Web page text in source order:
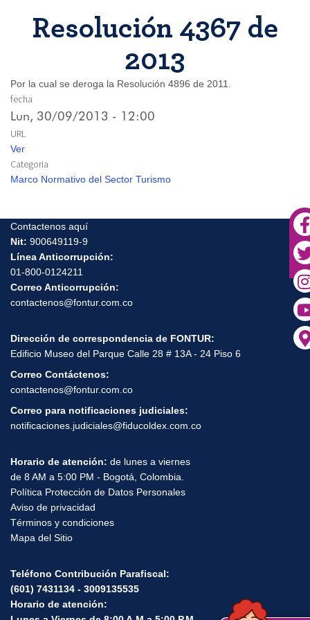
Resolución 4367 de
2013
Por la cual se deroga la Resolución 4896 de 2011.
fecha
Lun, 30/09/2013 - 12:00
URL
Ver
Categoria
Marco Normativo del Sector Turismo
Contactenos aquí
Nit: 900649119-9
Línea Anticorrupción:
01-800-0124211
Correo Anticorrupción:
contactenos@fontur.com.co
Dirección de correspondencia de FONTUR:
Edificio Museo del Parque Calle 28 # 13A - 24 Piso 6
Correo Contáctenos:
contactenos@fontur.com.co
Correo para notificaciones judiciales:
notificaciones.judiciales@fiducoldex.com.co
Horario de atención: de lunes a viernes
de 8 AM a 5:00 PM - Bogotá, Colombia.
Política Protección de Datos Personales
Aviso de privacidad
Términos y condiciones
Mapa del Sitio
Teléfono Contribución Parafiscal:
(601) 7431134 - 3009135535
Horario de atención: